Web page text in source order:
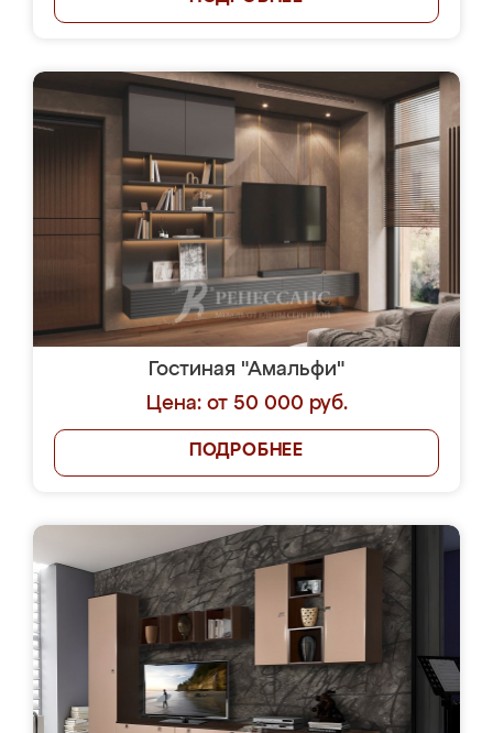
Гостиная "Амальфи"
Цена: от 50 000 руб.
ПОДРОБНЕЕ